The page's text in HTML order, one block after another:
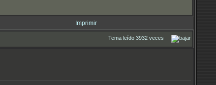
Imprimir
Tema leído 3932 veces